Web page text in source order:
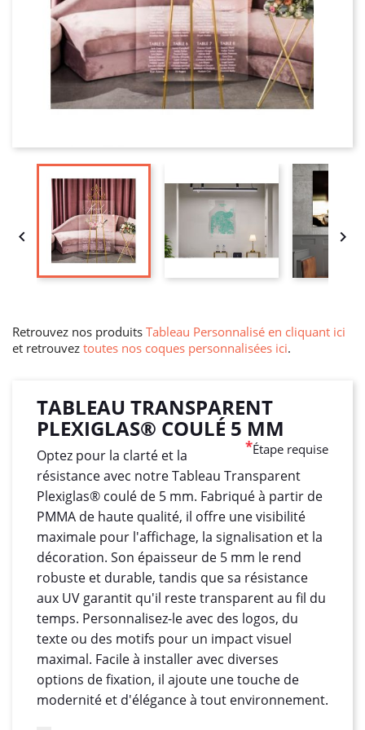
 
Retrouvez nos produits Tableau Personnalisé en cliquant ici
et retrouvez toutes nos coques personnalisées ici.
TABLEAU TRANSPARENT
PLEXIGLAS® COULÉ 5 MM
*Étape requise
Optez pour la clarté et la
résistance avec notre Tableau Transparent
Plexiglas® coulé de 5 mm. Fabriqué à partir de
PMMA de haute qualité, il offre une visibilité
maximale pour l'affichage, la signalisation et la
décoration. Son épaisseur de 5 mm le rend
robuste et durable, tandis que sa résistance
aux UV garantit qu'il reste transparent au fil du
temps. Personnalisez-le avec des logos, du
texte ou des motifs pour un impact visuel
maximal. Facile à installer avec diverses
options de fixation, il ajoute une touche de
modernité et d'élégance à tout environnement.